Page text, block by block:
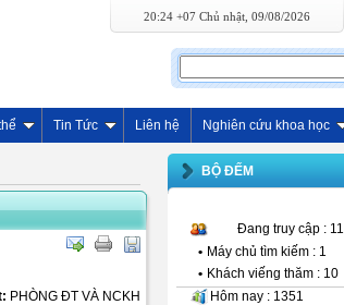
20:24 +07 Chủ nhật, 09/08/2026
Tin Tức Liên hệ Nghiên cứu khoa học
PHÒNG ĐT VÀ NCKH
BỘ ĐẾM
Đang truy cập : 11
• Máy chủ tìm kiếm : 1
• Khách viếng thăm : 10
Hôm nay : 1351